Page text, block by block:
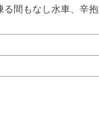
る間もなし水車、辛抱